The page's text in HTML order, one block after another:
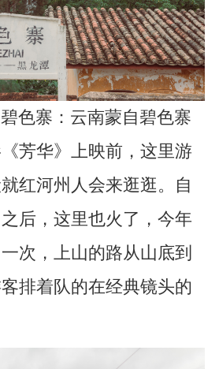
色寨：云南蒙自碧色寨
芳华》上映前，这里游
红河州人会来逛逛。自
后，这里也火了，今年
次，上山的路从山底到
排着队的在经典镜头的